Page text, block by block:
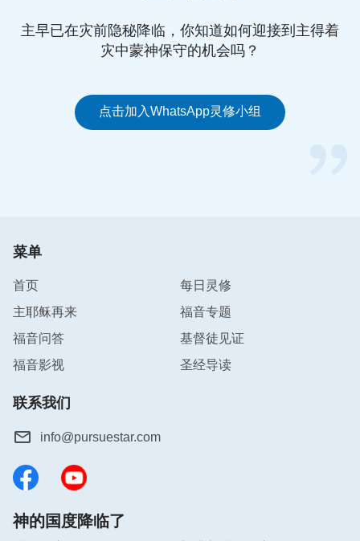
主早已在灾前隐秘降临，你知道如何迎接到主得着
灾中蒙神保守的机会吗？
点击加入WhatsApp灵修小组
菜单
首页
每日灵修
主耶稣再来
福音专题
福音问答
基督徒见证
福音影视
圣经导读
联系我们
info@pursuestar.com
神的国度降临了